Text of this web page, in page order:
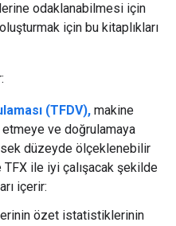
odaklanabilmesi için
için bu kitaplıkları
(TFDV), makine
ve doğrulamaya
düzeyde ölçeklenebilir
ile iyi çalışacak şekilde
içerir:
özet istatistiklerinin